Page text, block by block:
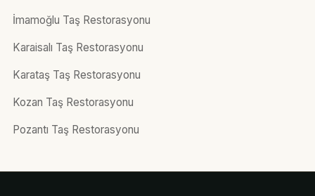
İmamoğlu Taş Restorasyonu
Karaisalı Taş Restorasyonu
Karataş Taş Restorasyonu
Kozan Taş Restorasyonu
Pozantı Taş Restorasyonu